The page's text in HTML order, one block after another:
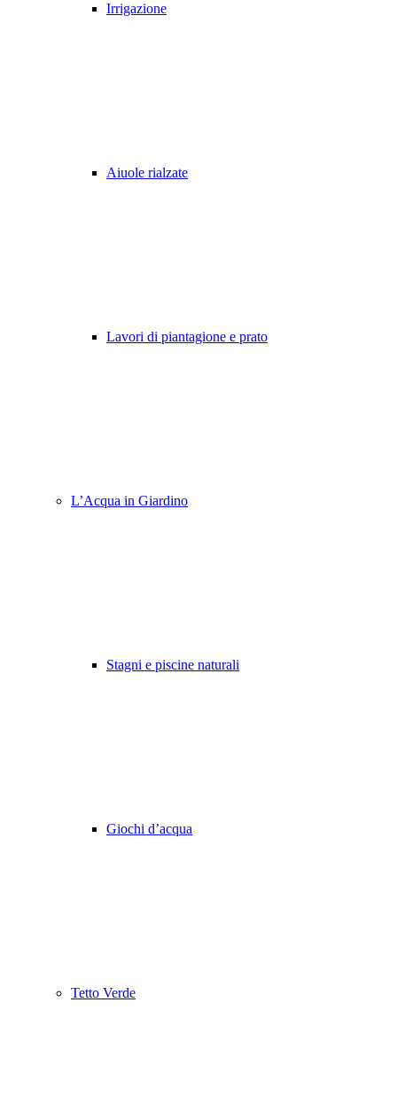
Irrigazione
Aiuole rialzate
Lavori di piantagione e prato
L’Acqua in Giardino
Stagni e piscine naturali
Giochi d’acqua
Tetto Verde